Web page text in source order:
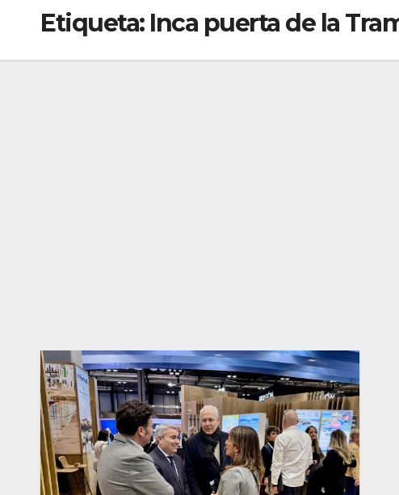
Etiqueta: Inca puerta de la